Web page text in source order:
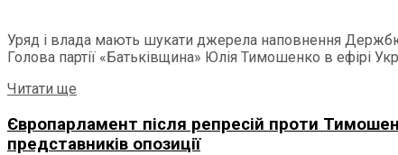
Уряд і влада мають шукати джерела наповнення
Голова партії «Батьківщина» Юлія Тимошенко в ефірі
Читати ще
Європарламент після репресій проти
представників опозиції